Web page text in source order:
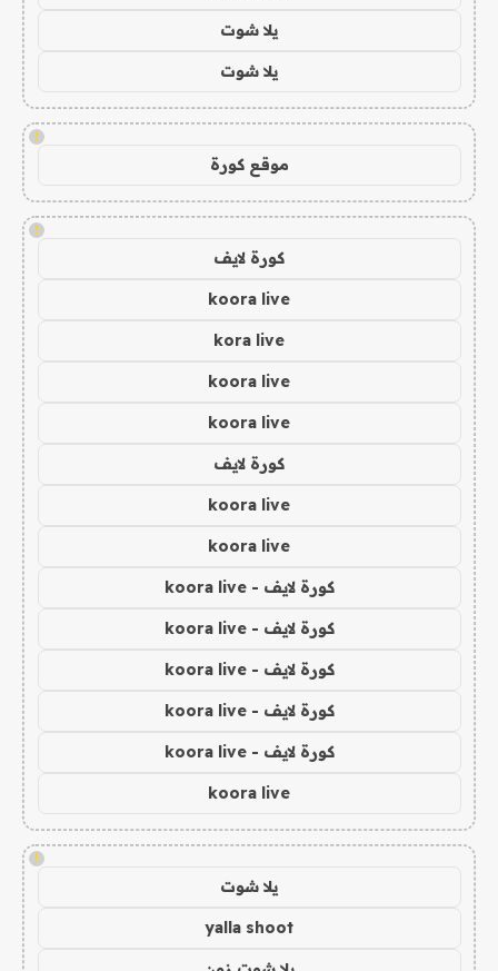
يلا شوت
يلا شوت
!
موقع كورة
!
كورة لايف
koora live
kora live
koora live
koora live
كورة لايف
koora live
koora live
كورة لايف - koora live
كورة لايف - koora live
كورة لايف - koora live
كورة لايف - koora live
كورة لايف - koora live
koora live
!
يلا شوت
yalla shoot